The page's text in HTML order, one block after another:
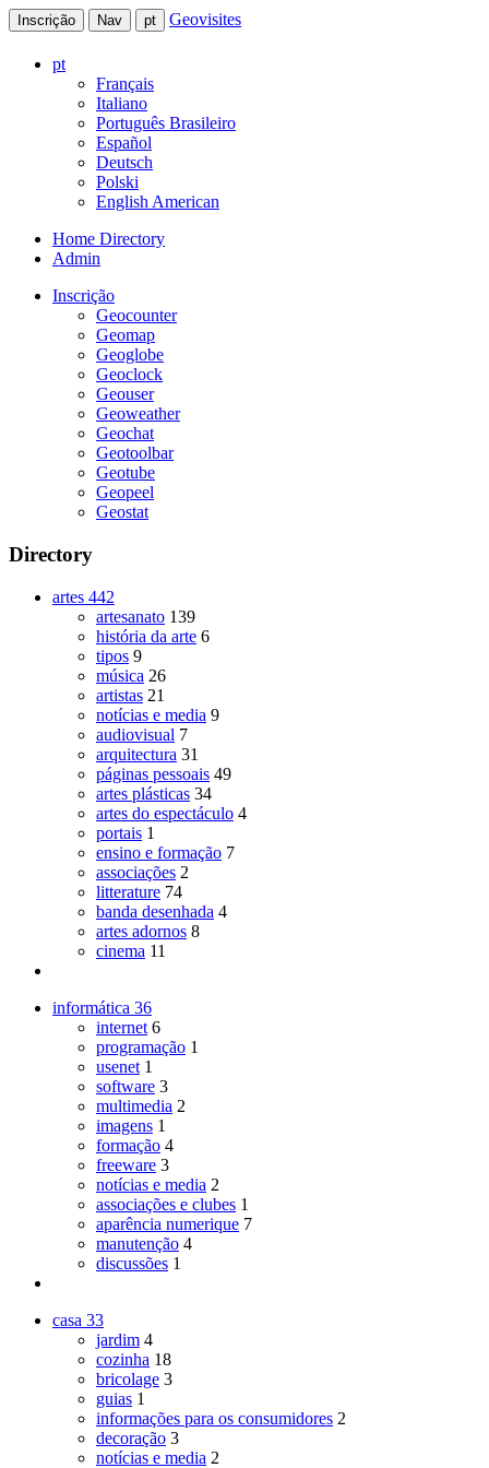
Inscrição Nav pt Geovisites
pt
Français
Italiano
Português Brasileiro
Español
Deutsch
Polski
English American
Home Directory
Admin
Inscrição
Geocounter
Geomap
Geoglobe
Geoclock
Geouser
Geoweather
Geochat
Geotoolbar
Geotube
Geopeel
Geostat
Directory
artes 442
artesanato 139
história da arte 6
tipos 9
música 26
artistas 21
notícias e media 9
audiovisual 7
arquitectura 31
páginas pessoais 49
artes plásticas 34
artes do espectáculo 4
portais 1
ensino e formação 7
associações 2
litterature 74
banda desenhada 4
artes adornos 8
cinema 11
informática 36
internet 6
programação 1
usenet 1
software 3
multimedia 2
imagens 1
formação 4
freeware 3
notícias e media 2
associações e clubes 1
aparência numerique 7
manutenção 4
discussões 1
casa 33
jardim 4
cozinha 18
bricolage 3
guias 1
informações para os consumidores 2
decoração 3
notícias e media 2